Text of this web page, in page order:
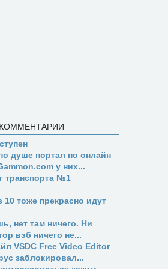
душе портал по онлайн
у них...
транспорта №1
10 тоже прекрасно идут
нет там ничего. Ни
вэб ничего не...
VSDC Free Video Editor
заблокировал...